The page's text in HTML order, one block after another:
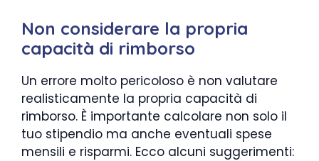
Non considerare la propria
capacità di rimborso
Un errore molto pericoloso è non valutare
realisticamente la propria capacità di
rimborso. È importante calcolare non solo il
tuo stipendio ma anche eventuali spese
mensili e risparmi. Ecco alcuni suggerimenti: